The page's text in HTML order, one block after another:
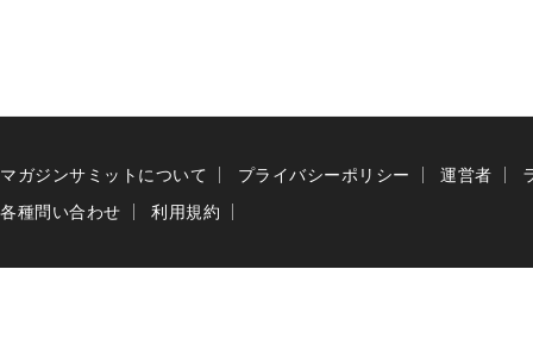
マガジンサミットについて プライバシーポリシー 運営者
各種問い合わせ
利用規約